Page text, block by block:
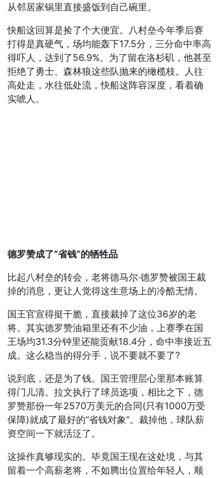
从邻居家锅里直接盛饭到自己碗里。
快船这回算是捡了个大便宜。八村垒今年季后赛
打得是真硬气，场均能轰下17.5分，三分命中率高
得吓人，达到了56.9%。为了留在洛杉矶，他甚至
拒绝了勇士、森林狼这些队抛来的橄榄枝。人往
高处走，水往低处流，快船这阵容深度，看着确
实唬人。
德罗赞成了“省钱”的牺牲品
比起八村垒的转会，老将德马尔·德罗赞被国王裁
掉的消息，更让人觉得这生意场上的冷酷无情。
国王官宣得挺干脆，直接裁掉了这位36岁的老
将。其实德罗赞油箱里还有不少油，上赛季在国
王场均31.3分钟里还能贡献18.4分，命中率接近五
成。这么稳当的得分手，说不要就不要了?
说到底，还是为了钱。国王管理层心里那本账算
得门儿清。拉文执行了球员选项，相比之下，德
罗赞那份一年2570万美元的合同(只有1000万受
保障)就成了最好的“省钱对象”。裁掉他，球队薪
资空间一下就活泛了。
这操作真够现实的。毕竟国王现在这处境，与其
留着一个高薪老将，不如腾出位置给年轻人，顺